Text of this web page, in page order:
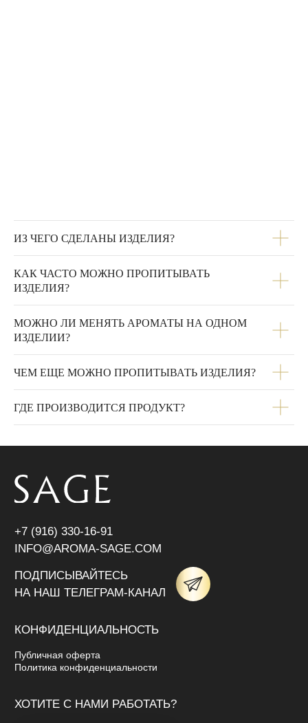
ИЗ ЧЕГО СДЕЛАНЫ ИЗДЕЛИЯ?
КАК ЧАСТО МОЖНО ПРОПИТЫВАТЬ
ИЗДЕЛИЯ?
МОЖНО ЛИ МЕНЯТЬ АРОМАТЫ НА ОДНОМ
ИЗДЕЛИИ?
ЧЕМ ЕЩЕ МОЖНО ПРОПИТЫВАТЬ ИЗДЕЛИЯ?
ГДЕ ПРОИЗВОДИТСЯ ПРОДУКТ?